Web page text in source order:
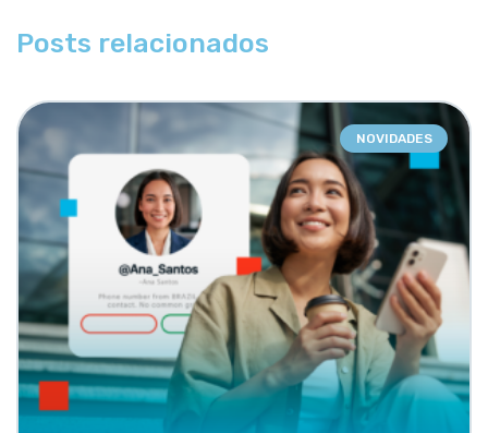
Posts relacionados
NOVIDADES